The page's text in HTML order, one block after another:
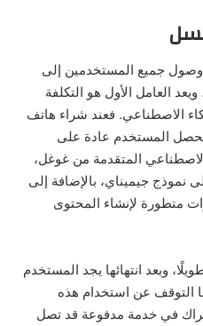
وصول جميع المستخدمين إلى
العامل الأول هو التكلفة
الاصطناعي. فعند شراء هاتف
يحصل المستخدم عادة على
المتقدمة من غوغل،
نموذج جيميناي، بالإضافة إلى
متطورة لإنشاء المحتوى
وبعد انتهائها يجد المستخدم
التوقف عن استخدام هذه
في خدمة مدفوعة قد تصل